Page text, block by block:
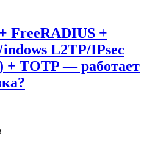
FreeRADIUS +
L2TP/IPsec
+ TOTP — работает